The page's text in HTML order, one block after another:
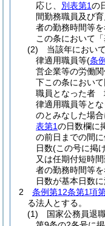
応じ、 別表第1の
間勤務職員及び
者の勤務時間等
この条において
(2)
当該年におい
律適用職員等(条
営企業等の労働
下この条におい
職員となった者
律適用職員等と
のとみなした場
表第1の日数欄に
の前日までの間
日数(この号に掲
又は任期付短時
者の勤務時間等
日数が基本日数
2
条例第12条第1項
る法人とする。
(1)
国家公務員退